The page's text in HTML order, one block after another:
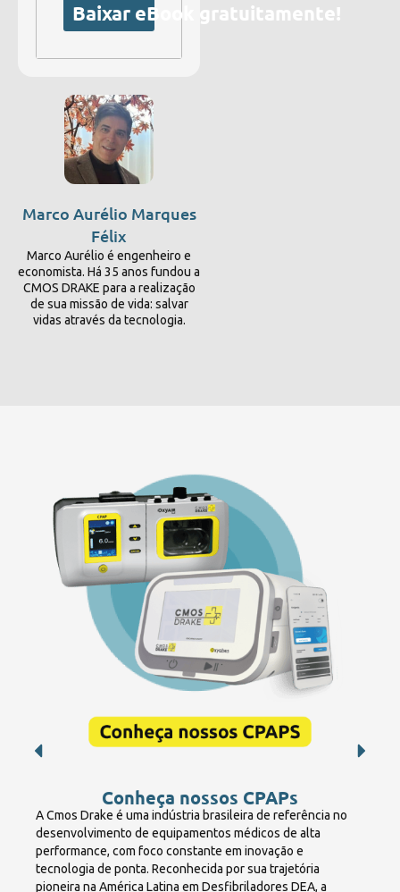
Baixar eBook gratuitamente!
Marco Aurélio Marques
Félix
Marco Aurélio é engenheiro e
economista. Há 35 anos fundou a
CMOS DRAKE para a realização
de sua missão de vida: salvar
vidas através da tecnologia.
Conheça nossos CPAPs
A Cmos Drake é uma indústria brasileira de referência no
desenvolvimento de equipamentos médicos de alta
performance, com foco constante em inovação e
tecnologia de ponta. Reconhecida por sua trajetória
pioneira na América Latina em Desfibriladores DEA, a